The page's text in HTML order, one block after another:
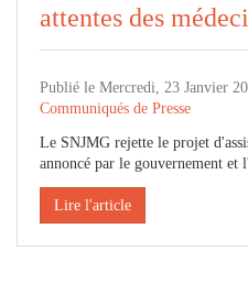
attentes des
Publié le Mercredi, 23 Janvier
Communiqués de Presse
Le SNJMG rejette le projet
annoncé par le gouvernement et
Lire l'article